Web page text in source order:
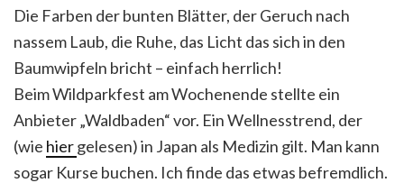
Die Farben der bunten Blätter, der Geruch nach
nassem Laub, die Ruhe, das Licht das sich in den
Baumwipfeln bricht – einfach herrlich!
Beim Wildparkfest am Wochenende stellte ein
Anbieter „Waldbaden“ vor. Ein Wellnesstrend, der
(wie hiergelesen) in Japan als Medizin gilt. Man kann
sogar Kurse buchen. Ich finde das etwas befremdlich.